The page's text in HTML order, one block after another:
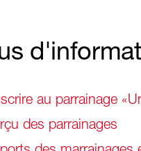
au parrainage
des parrainages